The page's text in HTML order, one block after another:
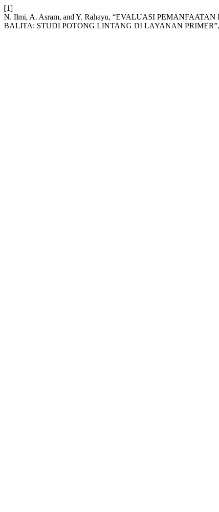
[1]
N. Ilmi, A. Asram, and Y. Rahayu, “EVALUASI
BALITA: STUDI POTONG LINTANG DI LAYANAN